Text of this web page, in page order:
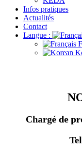
Infos pratiques
Actualités
Contact
Langue :
Chargé de